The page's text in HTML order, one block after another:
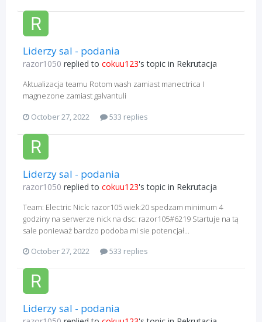
Liderzy sal - podania
razor1050 replied to cokuu123's topic in Rekrutacja
Aktualizacja teamu Rotom wash zamiast manectrica I
magnezone zamiast galvantuli
October 27, 2022
533 replies
Liderzy sal - podania
razor1050 replied to cokuu123's topic in Rekrutacja
Team: Electric Nick: razor105 wiek:20 spedzam minimum 4
godziny na serwerze nick na dsc: razor105#6219 Startuje na tą
sale ponieważ bardzo podoba mi sie potencjał...
October 27, 2022
533 replies
Liderzy sal - podania